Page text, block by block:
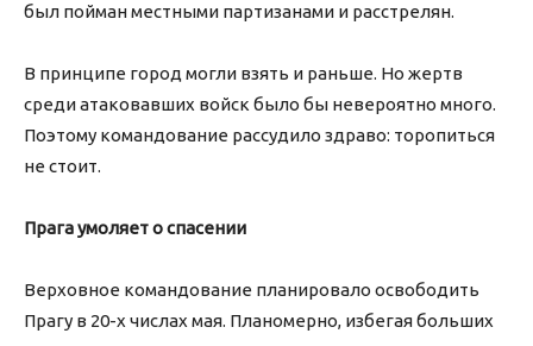
был пойман местными партизанами и расстрелян.
В принципе город могли взять и раньше. Но жертв
среди атаковавших войск было бы невероятно много.
Поэтому командование рассудило здраво: торопиться
не стоит.
Прага умоляет о спасении
Верховное командование планировало освободить
Прагу в 20-х числах мая. Планомерно, избегая больших